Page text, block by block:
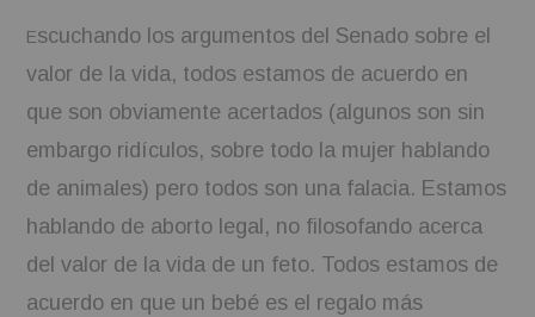
Escuchando los argumentos del Senado sobre el
valor de la vida, todos estamos de acuerdo en
que son obviamente acertados (algunos son sin
embargo ridículos, sobre todo la mujer hablando
de animales) pero todos son una falacia. Estamos
hablando de aborto legal, no filosofando acerca
del valor de la vida de un feto. Todos estamos de
acuerdo en que un bebé es el regalo más